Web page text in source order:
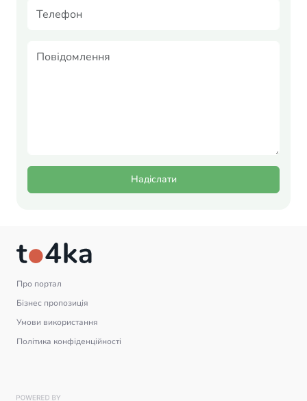
Надіслати
Про портал
Бізнес пропозиція
Умови використання
Політика конфіденційності